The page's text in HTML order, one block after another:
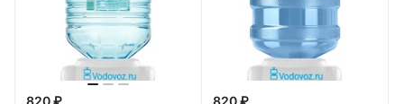
820 ₽ 820 ₽